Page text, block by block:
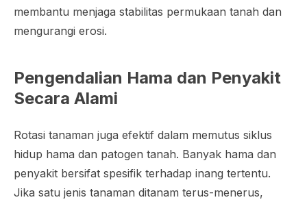
membantu menjaga stabilitas permukaan tanah dan
mengurangi erosi.
Pengendalian Hama dan Penyakit
Secara Alami
Rotasi tanaman juga efektif dalam memutus siklus
hidup hama dan patogen tanah. Banyak hama dan
penyakit bersifat spesifik terhadap inang tertentu.
Jika satu jenis tanaman ditanam terus-menerus,